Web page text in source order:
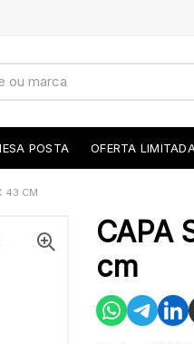
POSTA OFERTA
43 CM
CAPA
cm